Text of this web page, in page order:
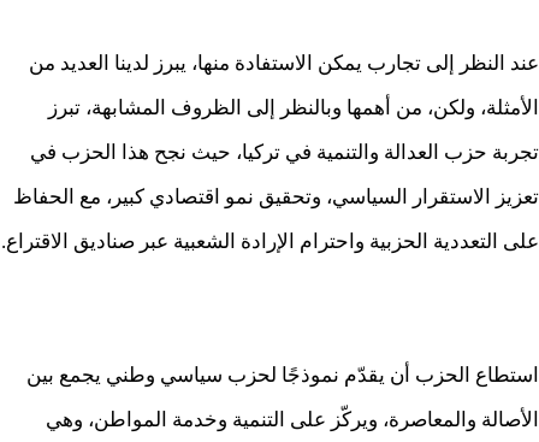
عند النظر إلى تجارب يمكن الاستفادة منها، يبرز لدينا العديد من
الأمثلة، ولكن، من أهمها وبالنظر إلى الظروف المشابهة، تبرز
تجربة حزب العدالة والتنمية في تركيا، حيث نجح هذا الحزب في
تعزيز الاستقرار السياسي، وتحقيق نمو اقتصادي كبير، مع الحفاظ
على التعددية الحزبية واحترام الإرادة الشعبية عبر صناديق الاقتراع.
استطاع الحزب أن يقدّم نموذجًا لحزب سياسي وطني يجمع بين
الأصالة والمعاصرة، ويركّز على التنمية وخدمة المواطن، وهي